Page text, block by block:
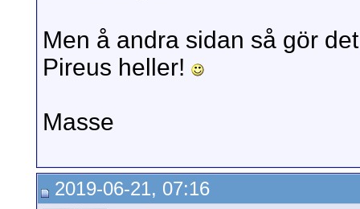
Men å andra sidan så gör
Pireus heller!
Masse
2019-06-21, 07:16